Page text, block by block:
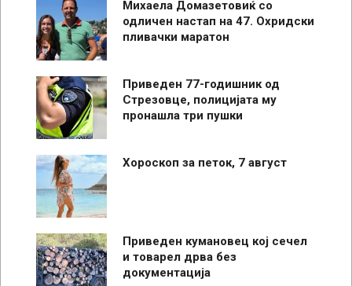
Михаела Домазетовиќ со
одличен настап на 47. Охридски
пливачки маратон
Приведен 77-годишник од
Стрезовце, полицијата му
пронашла три пушки
Хороскоп за петок, 7 август
Приведен кумановец кој сечел
и товарел дрва без
документација